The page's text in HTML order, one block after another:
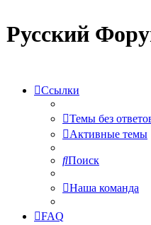
Русский
Ссылки
Темы без
Активные темы
Поиск
Наша команда
FAQ